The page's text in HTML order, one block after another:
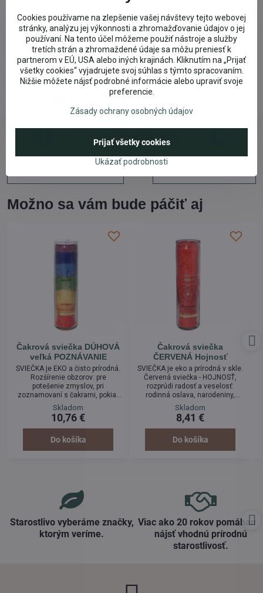
Čakrové sviečky, sójové sviečky Valentín
Recenzie 0
TwitterBlueskyPinterestRedditLinkedIn
Možno sa vám bude páčiť aj
Čakrová sviečka DÚHOVÁ
veľká POZNÁVANIE
SVIEČKA je EKO a čisto prírodná.
Rozšírenie obzorov: pre
potešenie zmyslov, pri
zoznamovaní s čakrami, pokiaľ
sa chcete zamerať na nejaký
problém, vzťah alebo na svet
pozrieť z viacerých úrovní. Alebo
len tak pre potešenie a uvolnenie
po práci, či námahe. Veľkolepá
Skladom
10,76 €
Do košíka
Čakrová sviečka
ČERVENÁ Hojnosť
SVIEČKA je eko a prírodná v skle.
Červená sviečka - HOJNOSŤ,
rozprúdi radosť a veselosť:
rodinná oslava, narodeniny,
spoločenská udalosť a oslava,
detské oslavy, pre posilnenie a
privolanie životnej a fyzickej sily,
uzemnenie, zakorenenie na
novom mieste alebo v kolektíve,
Skladom
8,41 €
Do košíka
Starostlivo vyberáme značky,
ktorým veríme​.
Viac ako 20 rokov
nájsť vhodnú prírodnú
starostlivosť​.
Cookies používame na zlepšenie vašej návštevy tejto webovej
stránky, analýzu jej výkonnosti a zhromažďovanie údajov o jej
používaní. Na tento účel môžeme použiť nástroje a služby
tretích strán a zhromaždené údaje sa môžu preniesť k
partnerom v EÚ, USA alebo iných krajinách. Kliknutím na „Prijať
všetky cookies“ vyjadrujete svoj súhlas s týmto spracovaním.
Nižšie môžete nájsť podrobné informácie alebo upraviť svoje
preferencie.
Zásady ochrany osobných údajov
Ukázať podrobnosti
Prijať všetky cookies